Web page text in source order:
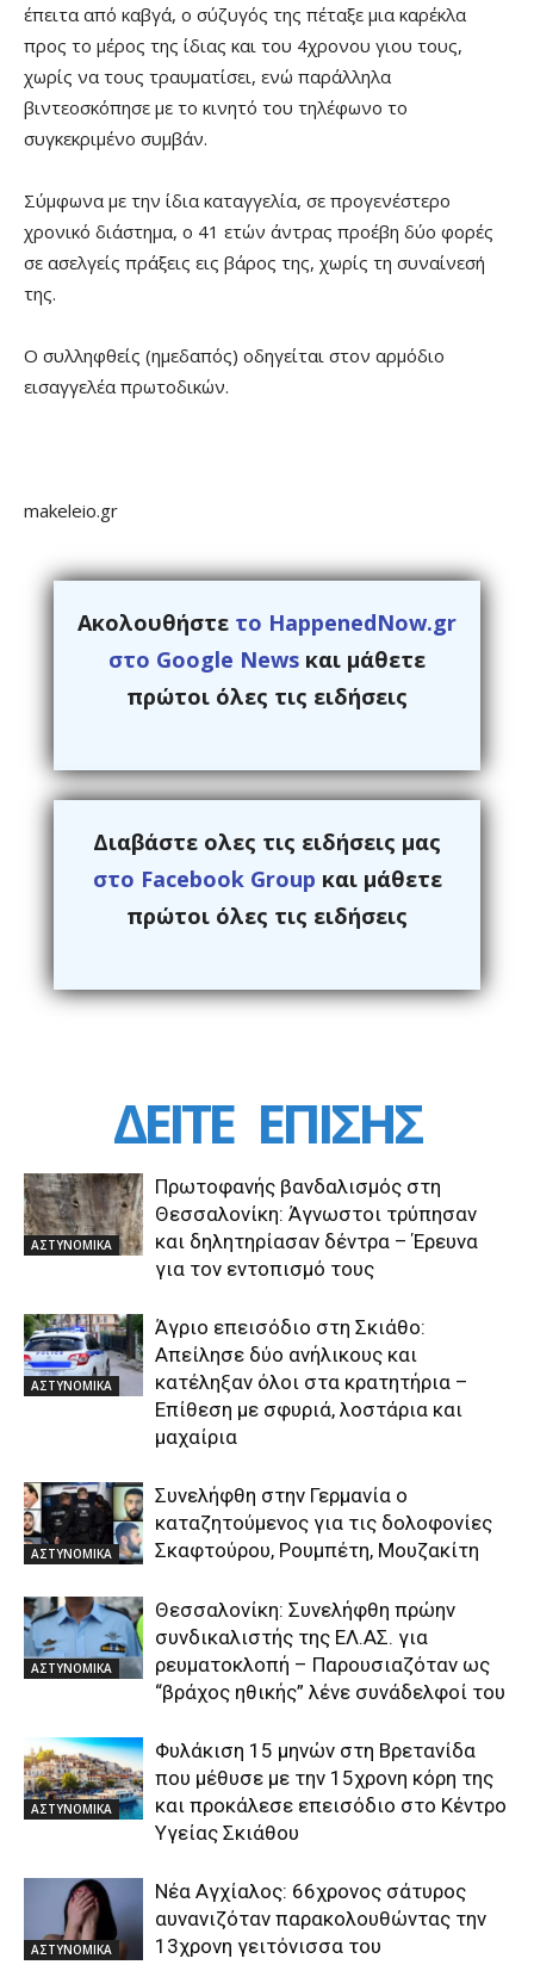
έπειτα από καβγά, ο σύζυγός της πέταξε μια καρέκλα
προς το μέρος της ίδιας και του 4χρονου γιου τους,
χωρίς να τους τραυματίσει, ενώ παράλληλα
βιντεοσκόπησε με το κινητό του τηλέφωνο το
συγκεκριμένο συμβάν.
Σύμφωνα με την ίδια καταγγελία, σε προγενέστερο
χρονικό διάστημα, ο 41 ετών άντρας προέβη δύο φορές
σε ασελγείς πράξεις εις βάρος της, χωρίς τη συναίνεσή
της.
Ο συλληφθείς (ημεδαπός) οδηγείται στον αρμόδιο
εισαγγελέα πρωτοδικών.
makeleio.gr
Ακολουθήστε το HappenedNow.gr
στο Google News και μάθετε
πρώτοι όλες τις ειδήσεις
Διαβάστε ολες τις ειδήσεις μας
στο Facebook Group και μάθετε
πρώτοι όλες τις ειδήσεις
ΔΕΙΤΕ ΕΠΙΣΗΣ
ΑΣΤΥΝΟΜΙΚΑ
Πρωτοφανής βανδαλισμός στη
Θεσσαλονίκη: Άγνωστοι τρύπησαν
και δηλητηρίασαν δέντρα – Έρευνα
για τον εντοπισμό τους
ΑΣΤΥΝΟΜΙΚΑ
Άγριο επεισόδιο στη Σκιάθο:
Απείλησε δύο ανήλικους και
κατέληξαν όλοι στα κρατητήρια –
Επίθεση με σφυριά, λοστάρια και
μαχαίρια
ΑΣΤΥΝΟΜΙΚΑ
Συνελήφθη στην Γερμανία ο
καταζητούμενος για τις δολοφονίες
Σκαφτούρου, Ρουμπέτη, Μουζακίτη
ΑΣΤΥΝΟΜΙΚΑ
Θεσσαλονίκη: Συνελήφθη πρώην
συνδικαλιστής της ΕΛ.ΑΣ. για
ρευματοκλοπή – Παρουσιαζόταν ως
“βράχος ηθικής” λένε συνάδελφοί του
ΑΣΤΥΝΟΜΙΚΑ
Φυλάκιση 15 μηνών στη Βρετανίδα
που μέθυσε με την 15χρονη κόρη της
και προκάλεσε επεισόδιο στο Κέντρο
Υγείας Σκιάθου
ΑΣΤΥΝΟΜΙΚΑ
Νέα Αγχίαλος: 66χρονος σάτυρος
αυνανιζόταν παρακολουθώντας την
13χρονη γειτόνισσα του